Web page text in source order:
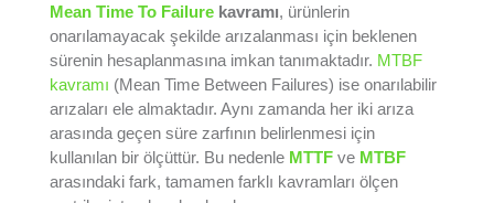
Mean Time To Failurekavramı, ürünlerin
onarılamayacak şekilde arızalanması için beklenen
sürenin hesaplanmasına imkan tanımaktadır. MTBF
kavramı (Mean Time Between Failures) ise onarılabilir
arızaları ele almaktadır. Aynı zamanda her iki arıza
arasında geçen süre zarfının belirlenmesi için
kullanılan bir ölçüttür. Bu nedenle MTTFve MTBF
arasındaki fark, tamamen farklı kavramları ölçen